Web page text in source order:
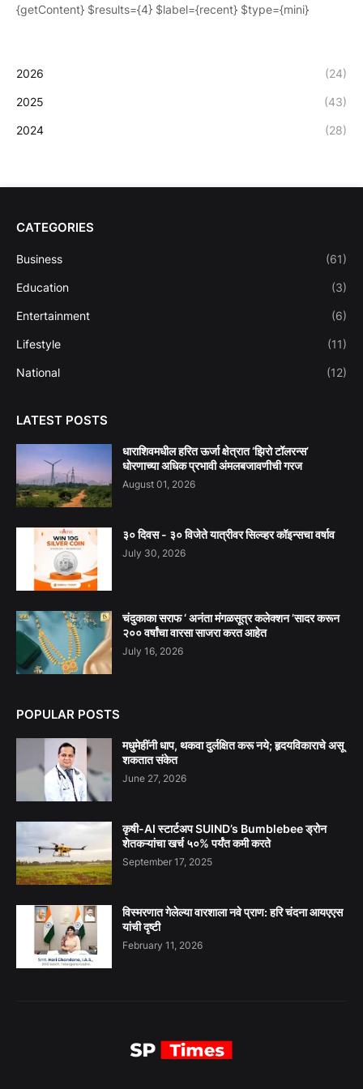
{getContent} $results={4} $label={recent} $type={mini}
2026 (24)
2025 (43)
2024 (28)
CATEGORIES
Business (61)
Education (3)
Entertainment (6)
Lifestyle (11)
National (12)
LATEST POSTS
धाराशिवमधील हरित ऊर्जा क्षेत्रात ‘झिरो टॉलरन्स’
धोरणाच्या अधिक प्रभावी अंमलबजावणीची गरज
August 01, 2026
३० दिवस - ३० विजेते यात्रीवर सिल्व्हर कॉइन्सचा वर्षाव
July 30, 2026
चंदुकाका सराफ ‘ अनंता मंगळसूत्र कलेक्शन ’सादर करून
२०० वर्षांचा वारसा साजरा करत आहेत
July 16, 2026
POPULAR POSTS
मधुमेहींनी धाप, थकवा दुर्लक्षित करू नये; हृदयविकाराचे असू
शकतात संकेत
June 27, 2026
कृषी-AI स्टार्टअप SUIND’s Bumblebee ड्रोन
शेतकऱ्यांचा खर्च ५०% पर्यंत कमी करते
September 17, 2025
विस्मरणात गेलेल्या वारशाला नवे प्राण: हरि चंदना आयएएस
यांची दृष्टी
February 11, 2026